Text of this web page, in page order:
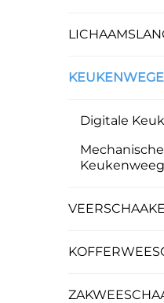
Digitale
Mechanische